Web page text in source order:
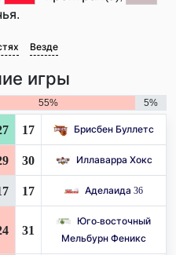
Везде
игры
55% 5%
17 Брисбен Буллетс
30 Иллаварра Хокс
17 Аделаида 36
31
Юго-восточный
Мельбурн Феникс